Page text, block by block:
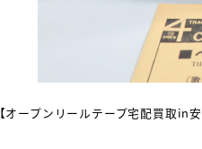
【オープンリールテープ宅配買取in